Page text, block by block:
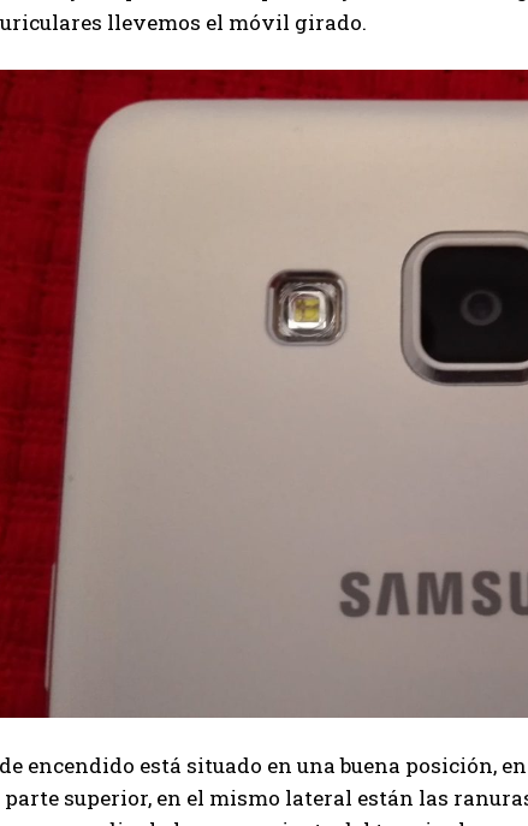
llevemos el móvil girado.
encendido está situado en una buena posición,
parte superior, en el mismo lateral están las